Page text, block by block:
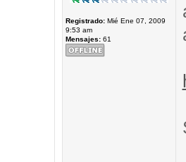
Registrado:Mié Ene 07, 2009
9:53 am
Mensajes:61